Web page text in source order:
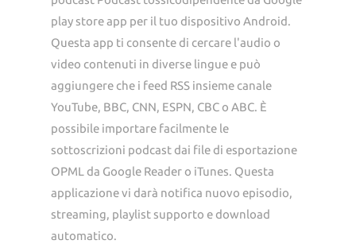
play store app per il tuo dispositivo Android.
Questa app ti consente di cercare l'audio o
video contenuti in diverse lingue e può
aggiungere che i feed RSS insieme canale
YouTube, BBC, CNN, ESPN, CBC o ABC. È
possibile importare facilmente le
sottoscrizioni podcast dai file di esportazione
OPML da Google Reader o iTunes. Questa
applicazione vi darà notifica nuovo episodio,
streaming, playlist supporto e download
automatico.